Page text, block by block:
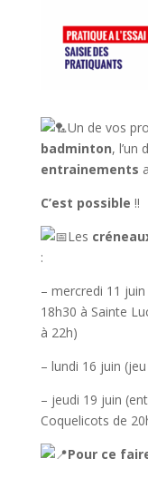
Un de vos
badminton, l’un
entrainements
C’est possible !!
Les
:
– mercredi 11
18h30 à Sainte
à 22h)
– lundi 16 juin
– jeudi 19 juin
Coquelicots de
Pour ce